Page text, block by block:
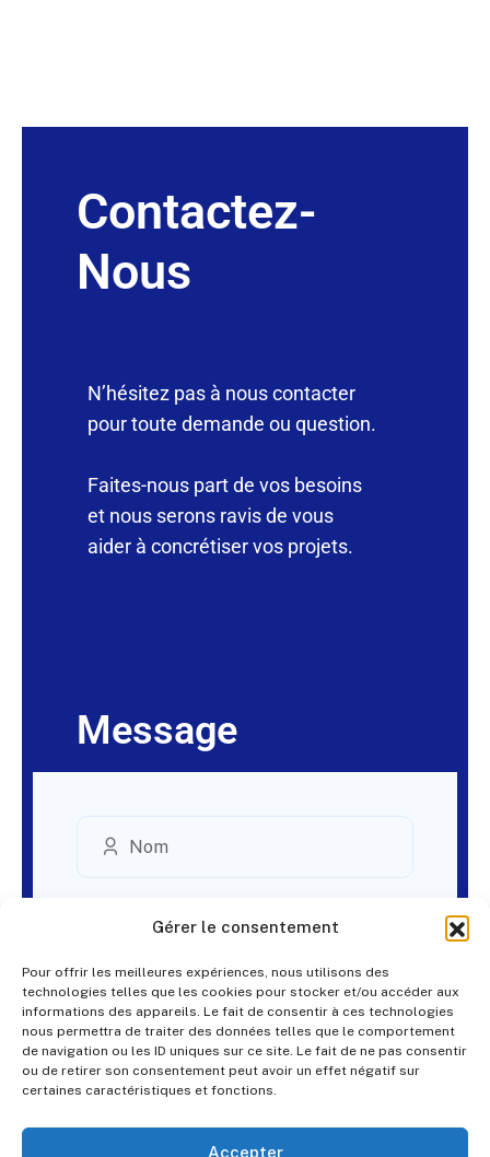
Gérer le consentement
Pour offrir les meilleures expériences, nous utilisons des
technologies telles que les cookies pour stocker et/ou accéder aux
informations des appareils. Le fait de consentir à ces technologies
nous permettra de traiter des données telles que le comportement
de navigation ou les ID uniques sur ce site. Le fait de ne pas consentir
ou de retirer son consentement peut avoir un effet négatif sur
certaines caractéristiques et fonctions.
Accepter
Contactez-
Nous
N’hésitez pas à nous contacter
pour toute demande ou question.
Faites-nous part de vos besoins
et nous serons ravis de vous
aider à concrétiser vos projets.
Message